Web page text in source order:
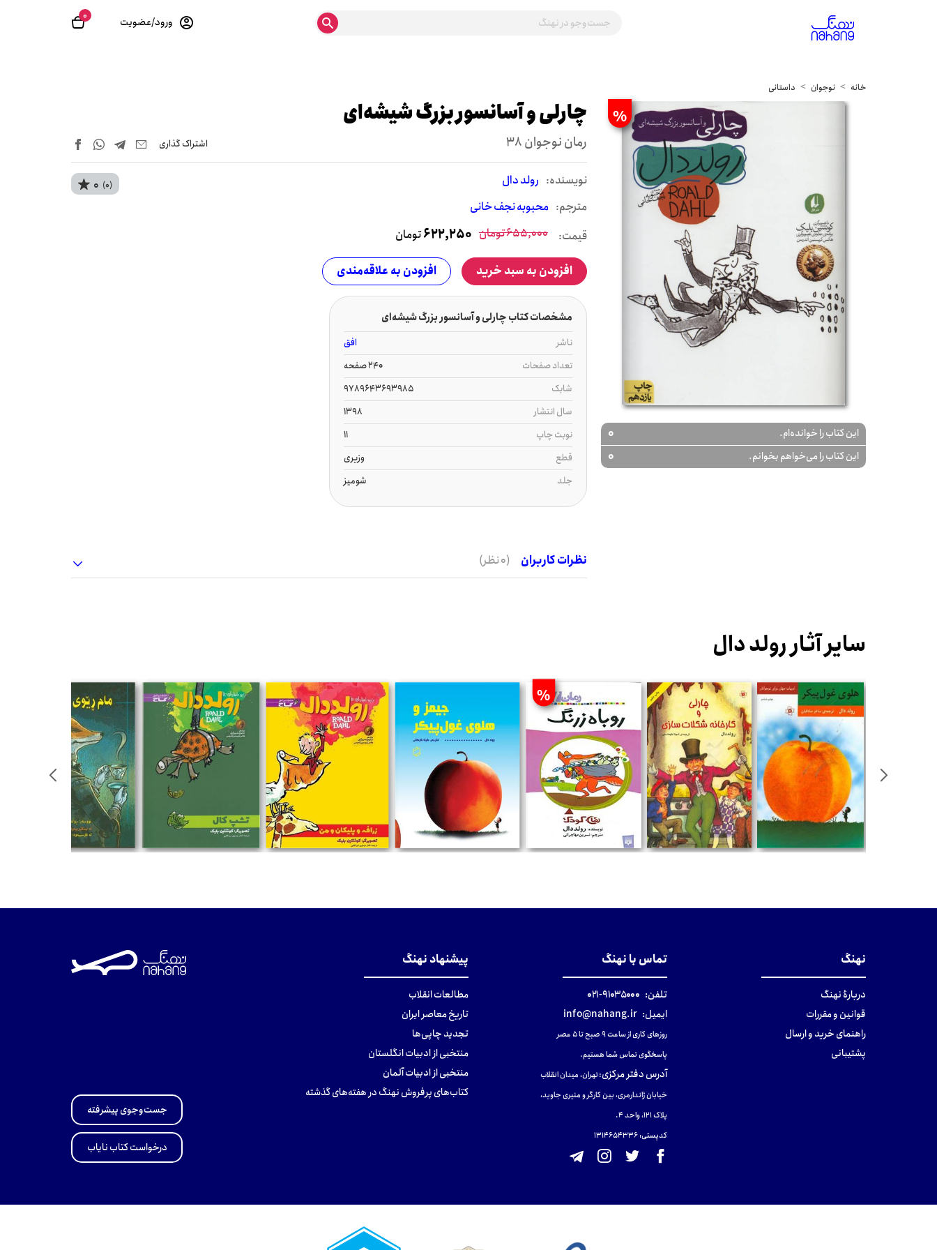
0 ورود/عضویت
خانه نوجوان داستانی
%
این کتاب را خوانده‌ام. 0
این کتاب را می‌خواهم بخوانم. 0
چارلی و آسانسور بزرگ شیشه‌ای
رمان نوجوان 38 اشتراک‌ گذاری
نويسنده: رولد دال
مترجم: محبوبه نجف خانی
0 (0)
قیمت: 655,000تومان 622,250تومان
افزودن به سبد خرید افزودن به علاقه‌مندی
مشخصات کتاب چارلی و آسانسور بزرگ شیشه‌ای
ناشر
افق
تعداد صفحات
240 صفحه
شابک
9789643693985
سال انتشار
1398
نوبت چاپ
11
قطع
وزیری
جلد
شومیز
نظرات کاربران (0 نظر)
سایر آثار رولد دال
%
نهنگ
دربارهٔ نهنگ
قوانین و مقررات
راهنمای خرید و ارسال
پشتیبانی
تماس با نهنگ
تلفن: ۹۱۰۳۵۰۰۰-۰۲۱
ایمیل: info@nahang.ir
روزهای کاری از ساعت ۹ صبح تا ۵ عصر
پاسخگوی تماس شما هستیم.
آدرس دفتر مرکزی:تهران، میدان انقلاب
خیابان ژاندارمری، بین کارگر و منیری جاوید،
پلاک 121، واحد ۴.
کدپستی: 131465433۶
پیشنهاد نهنگ
مطالعات انقلاب
تاریخ معاصر ایران
تجدید چاپی‌ها
منتخبی از ادبیات انگلستان
منتخبی از ادبیات آلمان
کتاب‌های پرفروش نهنگ در هفته‌های گذشته
جست‌وجوی پیشرفته
درخواست کتاب نایاب